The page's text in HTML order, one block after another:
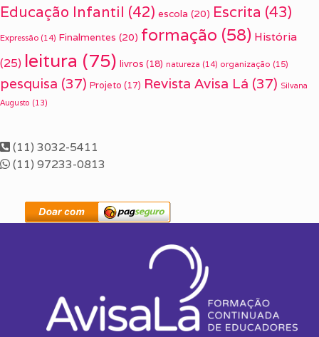
Educação Infantil (42) escola (20) Escrita (43)
Expressão (14) Finalmentes (20) formação (58) História
(25) leitura (75) livros (18) natureza (14) organização (15)
pesquisa (37) Projeto (17) Revista Avisa Lá (37) Silvana
Augusto (13)
(11) 3032-5411
(11) 97233-0813